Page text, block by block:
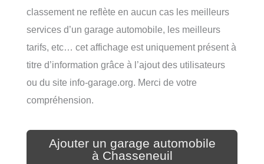
classement ne reflète en aucun cas les meilleurs
services d’un garage automobile, les meilleurs
tarifs, etc… cet affichage est uniquement présent à
titre d’information grâce à l’ajout des utilisateurs
ou du site info-garage.org. Merci de votre
compréhension.
Ajouter un garage automobile
à Chasseneuil